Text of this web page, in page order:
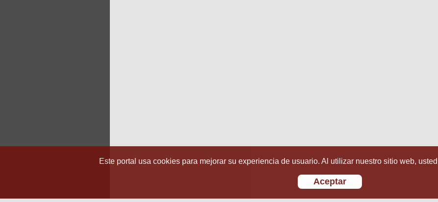
Este portal usa cookies para mejorar su experiencia de usuario. Al utilizar nuestro sitio web,
Aceptar